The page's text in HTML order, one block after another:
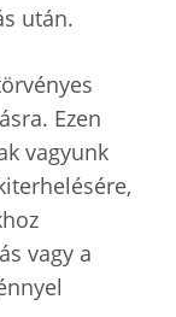
után.
Ezen
vagyunk
vagy a